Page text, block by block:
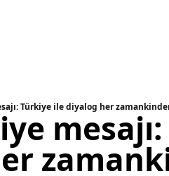
Türkiye ile diyalog her